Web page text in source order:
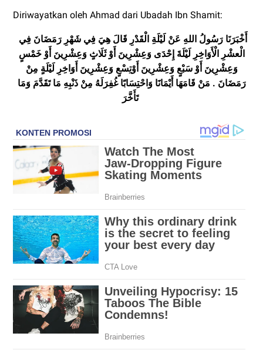
Diriwayatkan oleh Ahmad dari Ubadah Ibn Shamit:
الْعشْرِ الْأَوَاخِرِ لَيْلَةَ إِحْدَى وَعِشْرِينَ أَوْ ثَلَاثٍ وَعِشْرِينَ أَوْ خَمْسٍ
وَعِشْرِينَ أَوْ سَبْعٍ وَعِشْرِينَ أَوْتِسْعٍ وَعِشْرِينَ أَوَاخِرِ لَيْلَةٍ مِنْ
رَمَضَانَ . مَنْ قَامَهَا أَيْمَانََا وَاحْتِسَابًا غُفِرَلَهُ مِنْ ذَنْبِهِ مَا تَقَدَّمَ وَمَا
تَأَخَّرَ